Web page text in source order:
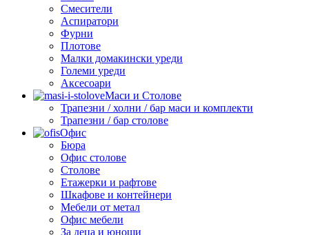
Смесители
Аспиратори
Фурни
Плотове
Малки домакински уреди
Големи уреди
Аксесоари
Маси и Столове
Трапезни / холни / бар маси и комплекти
Трапезни / бар столове
Офис
Бюра
Офис столове
Столове
Етажерки и рафтове
Шкафове и контейнери
Мебели от метал
Офис мебели
За деца и юноши